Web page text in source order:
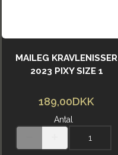
MAILEG KRAVLENISSER
2023 PIXY SIZE 1
189,00DKK
Antal